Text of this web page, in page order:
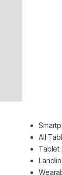
All
Tablet